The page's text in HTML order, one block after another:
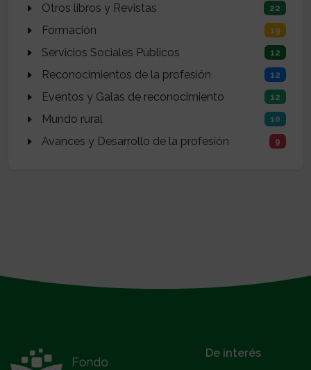
Otros libros y Revistas 22
Formación 19
Servicios Sociales Públicos 12
Reconocimientos de la profesión 12
Eventos y Galas de reconocimiento 12
Mundo rural 10
Avances y Desarrollo de la profesión 9
De interés